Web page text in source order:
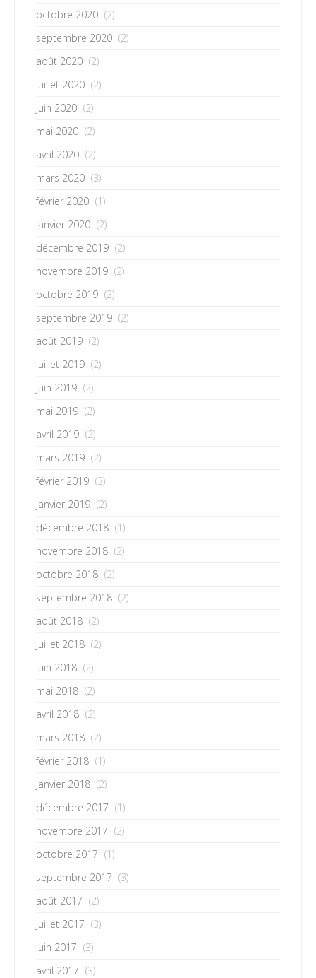
octobre 2020 (2)
septembre 2020 (2)
août 2020 (2)
juillet 2020 (2)
juin 2020 (2)
mai 2020 (2)
avril 2020 (2)
mars 2020 (3)
février 2020 (1)
janvier 2020 (2)
décembre 2019 (2)
novembre 2019 (2)
octobre 2019 (2)
septembre 2019 (2)
août 2019 (2)
juillet 2019 (2)
juin 2019 (2)
mai 2019 (2)
avril 2019 (2)
mars 2019 (2)
février 2019 (3)
janvier 2019 (2)
décembre 2018 (1)
novembre 2018 (2)
octobre 2018 (2)
septembre 2018 (2)
août 2018 (2)
juillet 2018 (2)
juin 2018 (2)
mai 2018 (2)
avril 2018 (2)
mars 2018 (2)
février 2018 (1)
janvier 2018 (2)
décembre 2017 (1)
novembre 2017 (2)
octobre 2017 (1)
septembre 2017 (3)
août 2017 (2)
juillet 2017 (3)
juin 2017 (3)
avril 2017 (3)